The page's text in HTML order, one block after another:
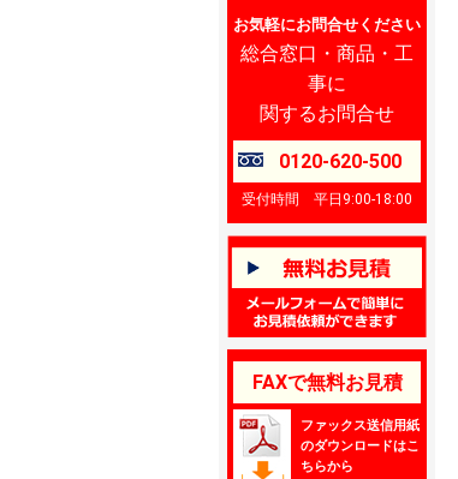
お気軽にお問合せください
総合窓口・商品・工
事に
関するお問合せ
0120-620-500
受付時間 平日9:00-18:00
FAXで無料お見積
ファックス送信用紙
のダウンロードはこ
ちらから